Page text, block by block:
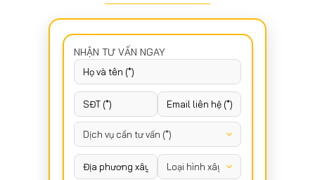
NHẬN TƯ VẤN NGAY